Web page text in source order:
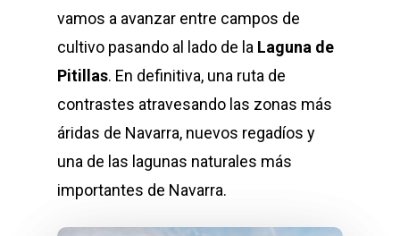
vamos a avanzar entre campos de
cultivo pasando al lado de la Laguna de
Pitillas. En definitiva, una ruta de
contrastes atravesando las zonas más
áridas de Navarra, nuevos regadíos y
una de las lagunas naturales más
importantes de Navarra.